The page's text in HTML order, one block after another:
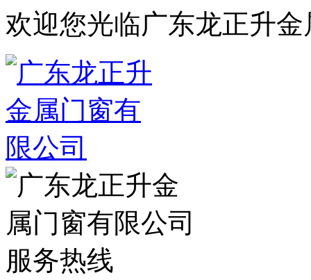
欢迎您光临广东龙正升